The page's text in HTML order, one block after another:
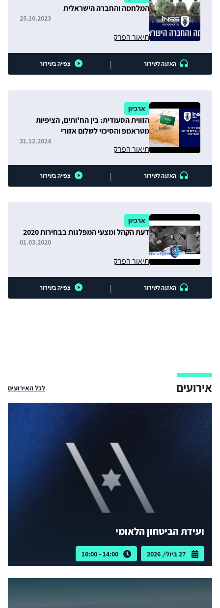
המלחמה והחברה הישראלית
תיאור הפרק
25.10.2023
האזנה לשידור | צפייה בשידור
ארכיון
הזווית הסעודית: בין הח'ותים, הציפיות
מטראמפ והסיכוי לשלום אזורי
תיאור הפרק
31.12.2024
האזנה לשידור | צפייה בשידור
ארכיון
דעת הקהל ומצעי המפלגות בבחירות 2020
תיאור הפרק
01.03.2020
האזנה לשידור | צפייה בשידור
אירועים לכל האירועים
ועידת הביטחון הלאומי
27 ביולי, 2026 14:00 - 10:00